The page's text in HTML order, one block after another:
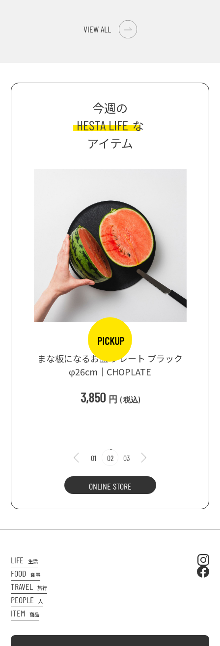
VIEW ALL
今週の
HESTA LIFE な
アイテム
PICKUP
まな板になるお皿 プレート ブラック
φ26cm｜CHOPLATE
3,850 円 (税込)
01 02 03
ONLINE STORE
LIFE 生活
FOOD 食事
TRAVEL 旅行
PEOPLE 人
ITEM 商品